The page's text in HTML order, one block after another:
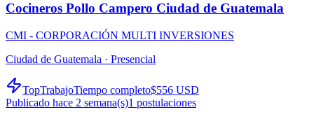
Cocineros Pollo Campero Ciudad de Guatemala
CMI - CORPORACIÓN MULTI INVERSIONES
Ciudad de Guatemala · Presencial
TopTrabajoTiempo completo$556 USD
Publicado hace 2 semana(s)1 postulaciones